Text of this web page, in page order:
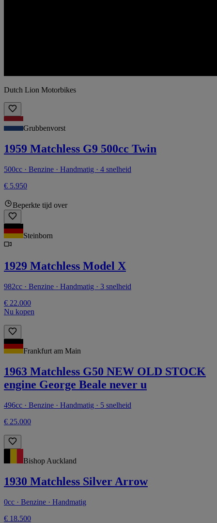
Dutch Lion Motorbikes
Grubbenvorst
1959 Matchless G9 500cc Twin
500cc · Benzine · Handmatig · 4 snelheid
€ 5.950
Beperkte tijd over
Steinborn
1929 Matchless Model X
982cc · Benzine · Handmatig · 3 snelheid
€ 22.000
Nu kopen
Frankfurt am Main
1963 Matchless G50 NEW OLD STOCK
engine George Beale never u
496cc · Benzine · Handmatig · 5 snelheid
€ 25.000
Bishop Auckland
1930 Matchless Silver Arrow
0cc · Benzine · Handmatig
€ 18.500